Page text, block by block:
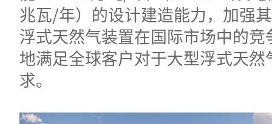
兆瓦/年）的设计建造能力，加强
浮式天然气装置在国际市场中的
地满足全球客户对于大型浮式天然
求。